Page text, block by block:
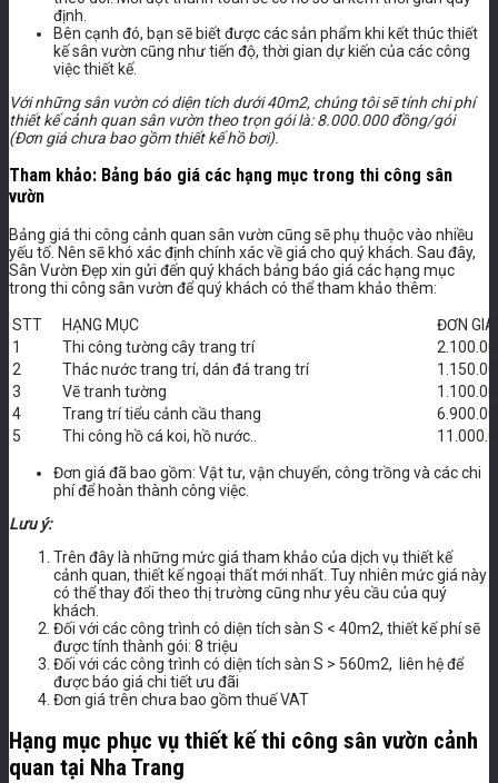
định.
Bên cạnh đó, bạn sẽ biết được các sản phẩm khi kết thúc thiết
kế sân vườn cũng như tiến độ, thời gian dự kiến của các công
việc thiết kế.
Với những sân vườn có diện tích dưới 40m2, chúng tôi sẽ tính chi phí
thiết kế cảnh quan sân vườn theo trọn gói là: 8.000.000 đồng/gói
(Đơn giá chưa bao gồm thiết kế hồ bơi).
Tham khảo: Bảng báo giá các hạng mục trong thi công sân
vườn
Bảng giá thi công cảnh quan sân vườn cũng sẽ phụ thuộc vào nhiều
yếu tố. Nên sẽ khó xác định chính xác về giá cho quý khách. Sau đây,
Sân Vườn Đẹp xin gửi đến quý khách bảng báo giá các hạng mục
trong thi công sân vườn để quý khách có thể tham khảo thêm:
STT HẠNG MỤC
ĐƠN GIÁ
1
Thi công tường cây trang trí
2
Thác nước trang trí, dán đá trang trí
3
Vẽ tranh tường
4
Trang trí tiểu cảnh cầu thang
5
Thi công hồ cá koi, hồ nước..
Đơn giá đã bao gồm: Vật tư, vận chuyển, công trồng và các chi
phí để hoàn thành công việc.
Lưu ý:
Trên đây là những mức giá tham khảo của dịch vụ thiết kế
cảnh quan, thiết kế ngoại thất mới nhất. Tuy nhiên mức giá này
có thể thay đổi theo thị trường cũng như yêu cầu của quý
khách.
Đối với các công trình có diện tích sàn S < 40m2, thiết kế phí sẽ
được tính thành gói: 8 triệu
Đối với các công trình có diện tích sàn S > 560m2, liên hệ để
được báo giá chi tiết ưu đãi
Đơn giá trên chưa bao gồm thuế VAT
Hạng mục phục vụ thiết kế thi công sân vườn cảnh
quan tại Nha Trang